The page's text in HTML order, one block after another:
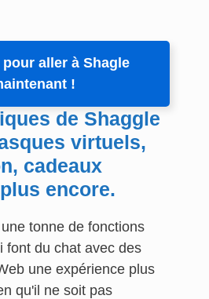
aller à Shagle
!
de Shaggle
virtuels,
cadeaux
encore.
tonne de fonctions
font du chat avec des
une expérience plus
qu'il ne soit pas